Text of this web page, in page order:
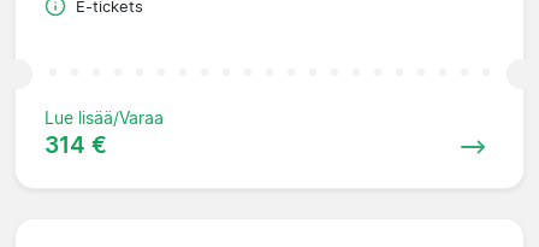
E-tickets
Lue lisää/Varaa
314 €